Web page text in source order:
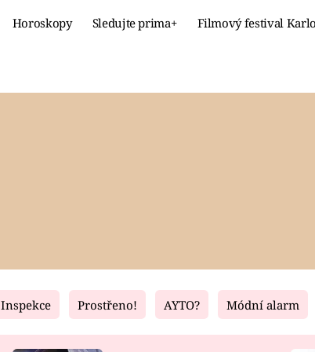
Horoskopy Sledujte prima+ Filmový festival
Fresh Living
Inspekce Prostřeno! AYTO? Módní alarm